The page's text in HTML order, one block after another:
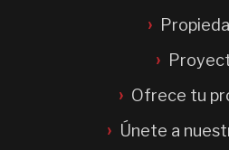
Ofrece tu
Únete a